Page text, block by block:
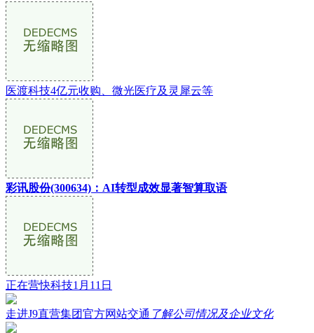
医渡科技4亿元收购、微光医疗及灵犀云等
彩讯股份(300634)：AI转型成效显著智算取语
正在营快科技1月11日
走进J9直营集团官方网站交通 了解公司情况及企业文化